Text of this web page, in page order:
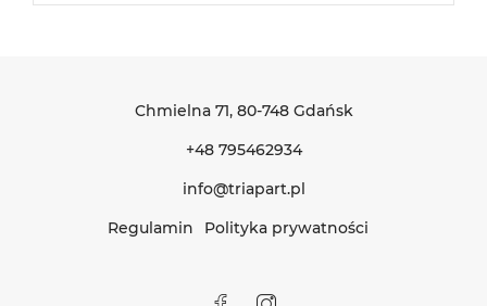
Chmielna 71, 80-748 Gdańsk
+48 795462934
info@triapart.pl
Regulamin
Polityka prywatności